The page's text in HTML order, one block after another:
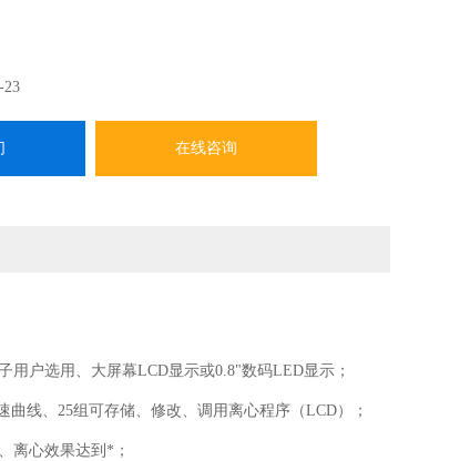
选用、大屏幕LCD显示或0.8"数码LED显示；
23
在线咨询
户选用、大屏幕LCD显示或0.8"数码LED显示；
线、25组可存储、修改、调用离心程序（LCD）；
离心效果达到*；